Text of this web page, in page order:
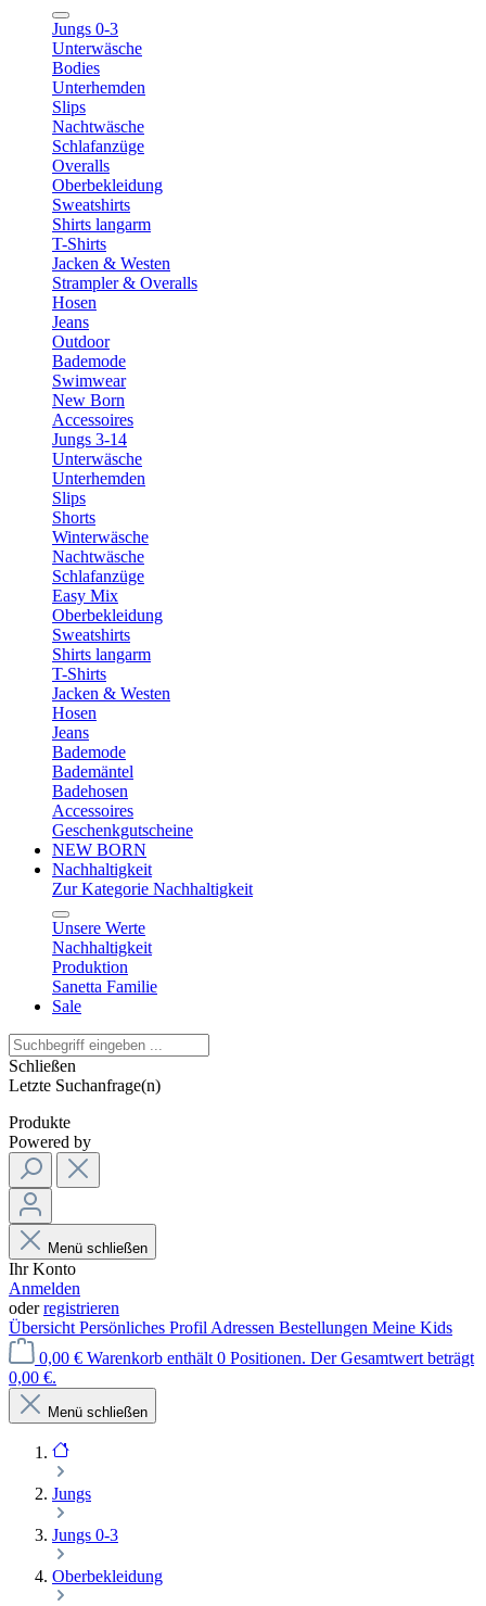
Jungs 0-3
Unterwäsche
Bodies
Unterhemden
Slips
Nachtwäsche
Schlafanzüge
Overalls
Oberbekleidung
Sweatshirts
Shirts langarm
T-Shirts
Jacken & Westen
Strampler & Overalls
Hosen
Jeans
Outdoor
Bademode
Swimwear
New Born
Accessoires
Jungs 3-14
Unterwäsche
Unterhemden
Slips
Shorts
Winterwäsche
Nachtwäsche
Schlafanzüge
Easy Mix
Oberbekleidung
Sweatshirts
Shirts langarm
T-Shirts
Jacken & Westen
Hosen
Jeans
Bademode
Bademäntel
Badehosen
Accessoires
Geschenkgutscheine
NEW BORN
Nachhaltigkeit
Zur Kategorie Nachhaltigkeit
Unsere Werte
Nachhaltigkeit
Produktion
Sanetta Familie
Sale
Schließen
Letzte Suchanfrage(n)
Produkte
Powered by
Menü schließen
Ihr Konto
Anmelden
oderregistrieren
Übersicht Persönliches Profil Adressen Bestellungen Meine Kids
0,00 € Warenkorb enthält 0 Positionen. Der Gesamtwert beträgt
0,00 €.
Menü schließen
Jungs
Jungs 0-3
Oberbekleidung